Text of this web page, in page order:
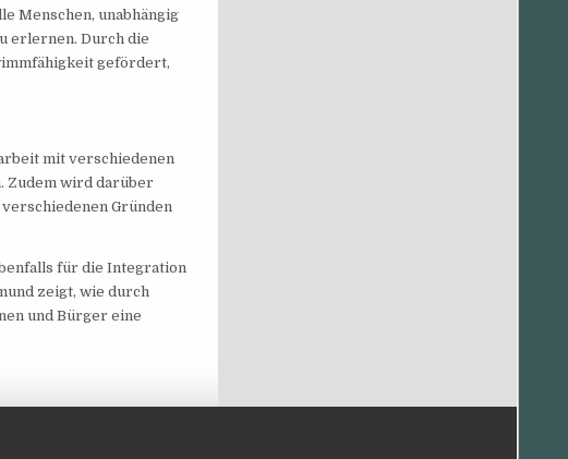
Menschen, unabhängig
erlernen. Durch die
gefördert,
mit verschiedenen
Zudem wird darüber
Gründen
für die Integration
zeigt, wie durch
und Bürger eine